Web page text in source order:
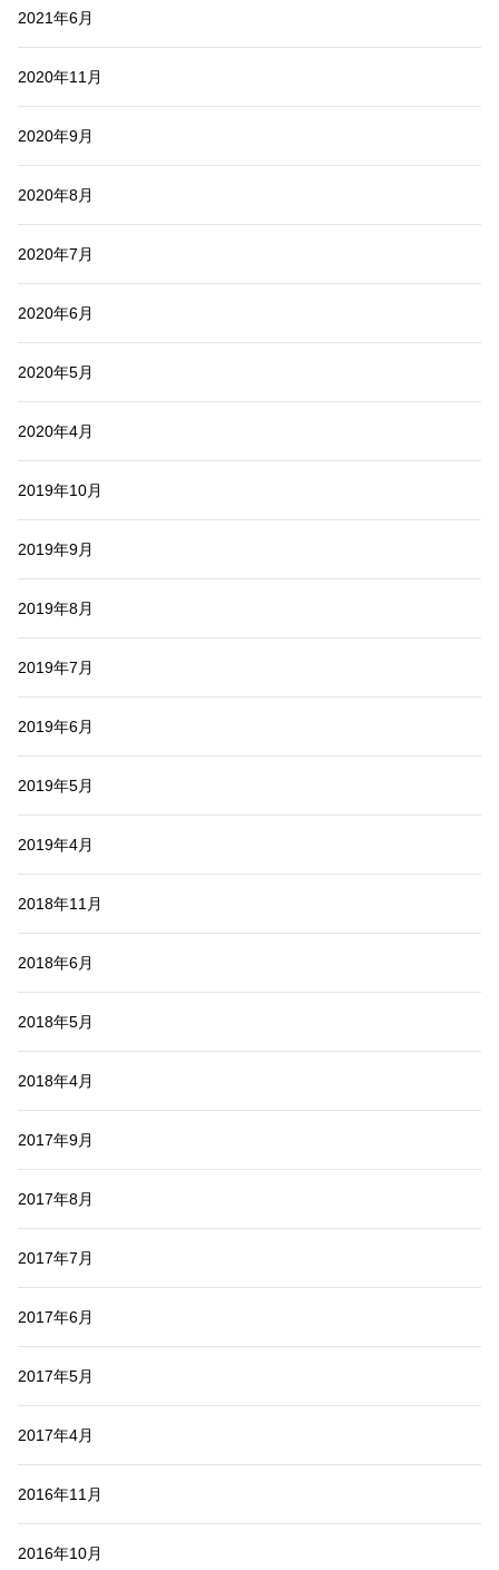
2021年6月
2020年11月
2020年9月
2020年8月
2020年7月
2020年6月
2020年5月
2020年4月
2019年10月
2019年9月
2019年8月
2019年7月
2019年6月
2019年5月
2019年4月
2018年11月
2018年6月
2018年5月
2018年4月
2017年9月
2017年8月
2017年7月
2017年6月
2017年5月
2017年4月
2016年11月
2016年10月